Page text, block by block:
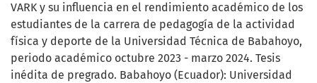
VARK y su influencia en el rendimiento académico de los
estudiantes de la carrera de pedagogía de la actividad
física y deporte de la Universidad Técnica de Babahoyo,
periodo académico octubre 2023 - marzo 2024. Tesis
inédita de pregrado. Babahoyo (Ecuador): Universidad